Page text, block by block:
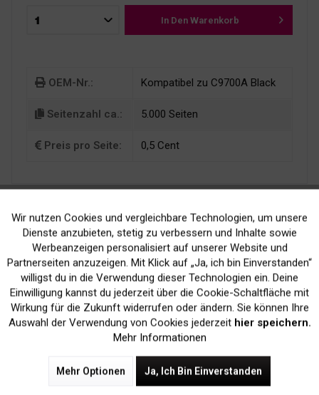
In Den Warenkorb
OEM-Nr.: Kompatibel zu C9700A Black
Seitenzahl ca.: 5.000 Seiten
Preis pro Seite: 0,5 Cent
Kein Verlust der
Druckergarantie
Versand innerhalb von
24H*
Funktionale Aktiv
Marketing Inaktiv
Tracking Inaktiv
Wir nutzen Cookies und vergleichbare Technologien, um unsere
Dienste anzubieten, stetig zu verbessern und Inhalte sowie
Werbeanzeigen personalisiert auf unserer Website und
Partnerseiten anzuzeigen. Mit Klick auf „Ja, ich bin Einverstanden“
willigst du in die Verwendung dieser Technologien ein. Deine
Einwilligung kannst du jederzeit über die Cookie-Schaltfläche mit
Wirkung für die Zukunft widerrufen oder ändern. Sie können Ihre
Auswahl der Verwendung von Cookies jederzeit hier speichern.
Mehr Informationen
Mehr Optionen Ja, Ich Bin Einverstanden